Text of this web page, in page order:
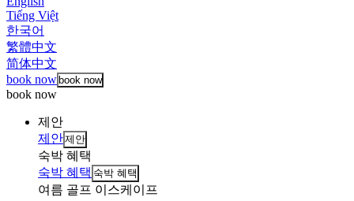
Tiếng Việt
한국어
繁體中文
简体中文
book nowbook now
book now
제안
제안제안
숙박 혜택
숙박 혜택 숙박 혜택
여름 골프 이스케이프